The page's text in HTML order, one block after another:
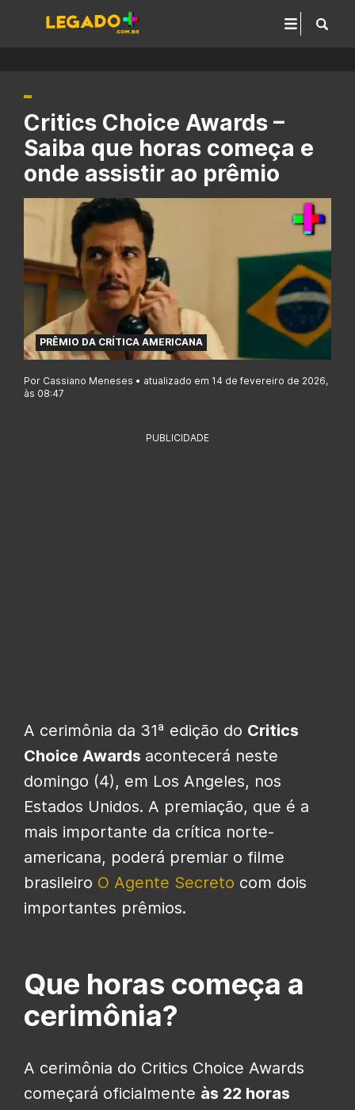
Critics Choice Awards –
Saiba que horas começa e
onde assistir ao prêmio
PRÊMIO DA CRÍTICA AMERICANA
Por Cassiano Meneses • atualizado em 14 de fevereiro de 2026,
às 08:47
PUBLICIDADE
A cerimônia da 31ª edição do Critics
Choice Awards acontecerá neste
domingo (4), em Los Angeles, nos
Estados Unidos. A premiação, que é a
mais importante da crítica norte-
americana, poderá premiar o filme
brasileiro O Agente Secreto com dois
importantes prêmios.
Que horas começa a
cerimônia?
A cerimônia do Critics Choice Awards
começará oficialmente às 22 horas